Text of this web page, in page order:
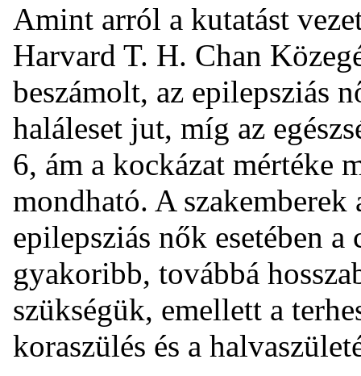
Amint arról a kutatást
Harvard T. H. Chan
beszámolt, az epilepsziás
haláleset jut, míg az
6, ám a kockázat mértéke
mondható. A
epilepsziás nők esetében a
gyakoribb, továbbá
szükségük, emellett a
koraszülés és a